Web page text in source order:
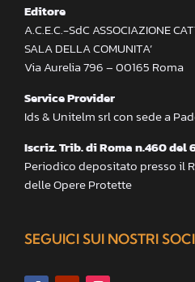
Editore
A.C.E.C.-SdC ASSOCIAZIONE
SALA DELLA COMUNITA’
Via Aurelia 796 – 00165 Roma
Service Provider
Ids & Unitelm srl con sede a
Iscriz. Trib. di Roma n.460 del
Periodico depositato presso il
delle Opere Protette
SEGUICI SUI NOSTRI